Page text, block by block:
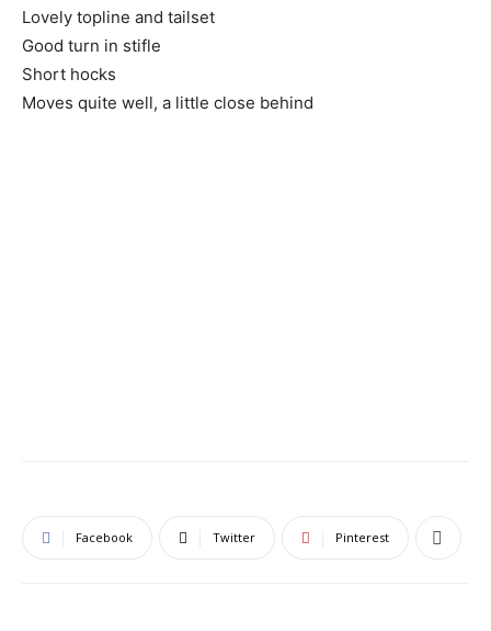
Lovely topline and tailset
Good turn in stifle
Short hocks
Moves quite well, a little close behind
Facebook Twitter Pinterest